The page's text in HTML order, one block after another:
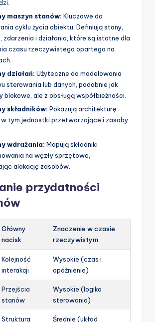
maszyn stanów: Kluczowe do
cyklu życia obiektu. Definiują stany,
zdarzenia i działania, które są istotne dla
czasu rzeczywistego opartego na
działań: Użyteczne do modelowania
sterowania lub danych, podobnie jak
blokowe, ale z obsługą współbieżności.
składników: Pokazują architekturę
tym jednostki przetwarzające i zasoby
wdrażania: Mapują składniki
na węzły sprzętowe,
alokację zasobów.
przydatności
Główny
nacisk
Znaczenie w czasie
rzeczywistym
Kolejność
interakcji
Wysokie (czas i
opóźnienie)
Przejścia
stanów
Wysokie (logika
sterowania)
Struktura Średnie (układ